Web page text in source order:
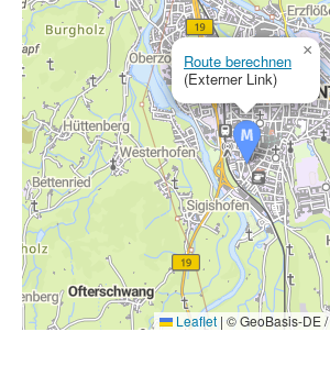
Route berechnen
(Externer Link)
×
Leaflet | © GeoBasis-DE /